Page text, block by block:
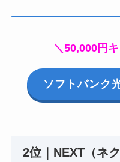
＼50,000円
ソフトバンク
2位｜NEXT（ネク